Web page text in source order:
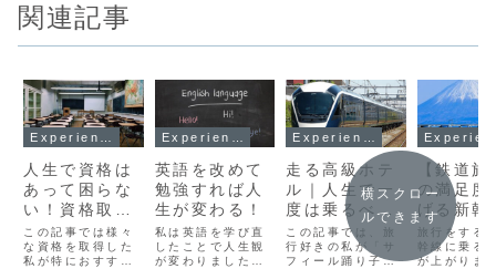
関連記事
人生で資格は
あって困らな
い！資格取得
のためにすべ
き最短勉強法
この記事では様々
な資格を取得した
私が特におすすめ
英語を改めて
勉強すれば人
生が変わる！
私は英語を学び直
したことで人生観
が変わりました。
走る高級ホテ
ル｜人生で一
度は乗るべき
サフィール踊
り子の魅力や
乗り方を紹介
この記事では、旅
行好きの私が「サ
フィール踊り子」
【鉄道
の満足度
げる新幹
停車駅や
の選び方
説
旅行をする
幹線に乗る
が上がりま
横スクロー
ルできます